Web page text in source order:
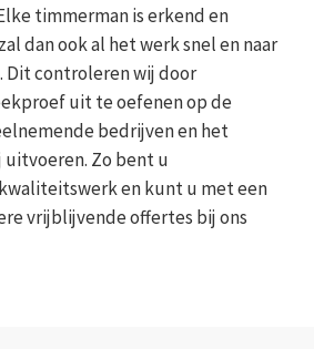
timmerman is erkend en
dan ook al het werk snel en naar
Dit controleren wij door
uit te oefenen op de
bedrijven en het
Zo bent u
en kunt u met een
vrijblijvende offertes bij ons